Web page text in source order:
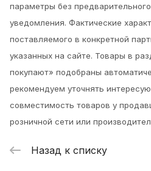
параметры без предварительного
уведомления. Фактические
поставляемого в конкретной
указанных на сайте. Товары в
покупают» подобраны
рекомендуем уточнять
совместимость товаров у
розничной сети или
Назад к списку